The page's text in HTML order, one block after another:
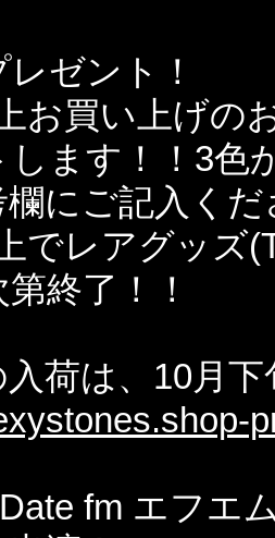
ゼント！
お買い上げの
します！！3色
にご記入く
でレアグッズ
終了！！
入荷は、10月
Date fm エフエ